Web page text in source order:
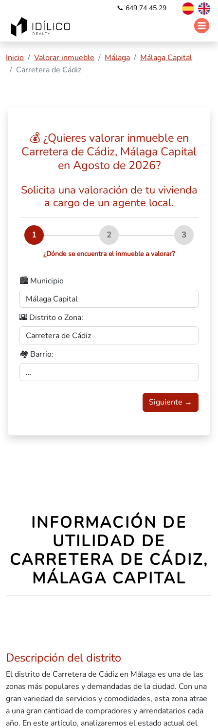
📞 649 74 45 29
Inicio Valorar inmueble Málaga
Málaga Capital
Carretera de Cádiz
💰 ¿Quieres valorar inmueble en
Carretera de Cádiz, Málaga Capital
en Agosto de 2026?
Solicita una valoración de tu vivienda
a cargo de un agente local.
1 2 3
¿Dónde se encuentra el inmueble a valorar?
🏙️ Municipio
🌇 Distrito o Zona:
🏘️ Barrio:
Siguiente →
INFORMACIÓN DE
UTILIDAD DE
CARRETERA DE CÁDIZ,
MÁLAGA CAPITAL
Descripción del distrito
El distrito de Carretera de Cádiz en Málaga es una de las
zonas más populares y demandadas de la ciudad. Con una
gran variedad de servicios y comodidades, esta zona atrae
a una gran cantidad de compradores y arrendatarios cada
año. En este artículo, analizaremos el estado actual del